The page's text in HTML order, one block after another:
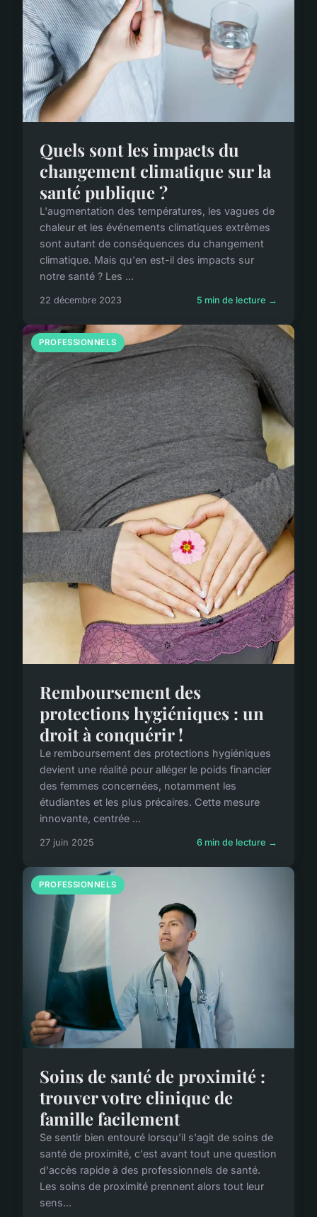
Quels sont les impacts du
changement climatique sur la
santé publique ?
L'augmentation des températures, les vagues de
chaleur et les événements climatiques extrêmes
sont autant de conséquences du changement
climatique. Mais qu'en est-il des impacts sur
notre santé ? Les ...
22 décembre 2023 5 min de lecture →
PROFESSIONNELS
Remboursement des
protections hygiéniques : un
droit à conquérir !
Le remboursement des protections hygiéniques
devient une réalité pour alléger le poids financier
des femmes concernées, notamment les
étudiantes et les plus précaires. Cette mesure
innovante, centrée ...
27 juin 2025 6 min de lecture →
PROFESSIONNELS
Soins de santé de proximité :
trouver votre clinique de
famille facilement
Se sentir bien entouré lorsqu'il s'agit de soins de
santé de proximité, c'est avant tout une question
d'accès rapide à des professionnels de santé.
Les soins de proximité prennent alors tout leur
sens...